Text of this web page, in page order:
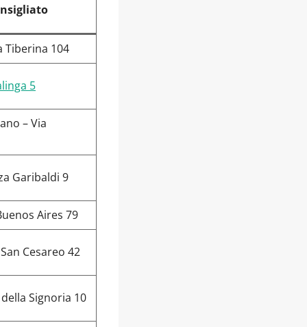
Tiberina 104
5
– Via
Garibaldi 9
Aires 79
Cesareo 42
Signoria 10